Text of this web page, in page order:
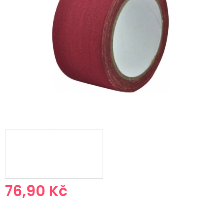
76,90 Kč